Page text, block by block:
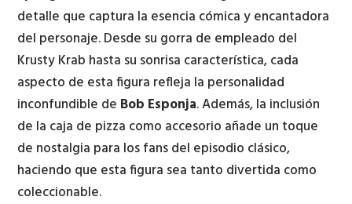
detalle que captura la esencia cómica y encantadora
del personaje. Desde su gorra de empleado del
Krusty Krab hasta su sonrisa característica, cada
aspecto de esta figura refleja la personalidad
inconfundible de Bob Esponja. Además, la inclusión
de la caja de pizza como accesorio añade un toque
de nostalgia para los fans del episodio clásico,
haciendo que esta figura sea tanto divertida como
coleccionable.